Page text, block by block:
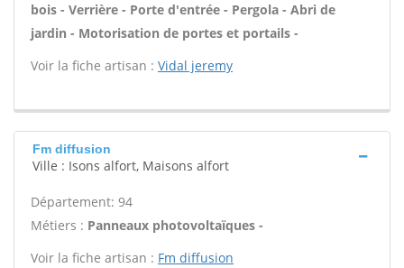
bois - Verrière - Porte d'entrée - Pergola - Abri de
jardin - Motorisation de portes et portails -
Voir la fiche artisan : Vidal jeremy
Fm diffusion
Ville : Isons alfort, Maisons alfort
Département: 94
Métiers : Panneaux photovoltaïques -
Voir la fiche artisan : Fm diffusion